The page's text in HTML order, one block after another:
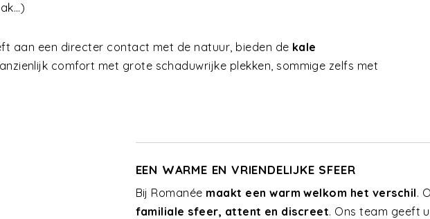
aan een directer contact met de natuur, bieden de kale
comfort met grote schaduwrijke plekken, sommige zelfs met
EEN WARME EN VRIENDELIJKE SFEER
Bij Romanée maakt een warm welkom het verschil.
familiale sfeer, attent en discreet. Ons team geeft